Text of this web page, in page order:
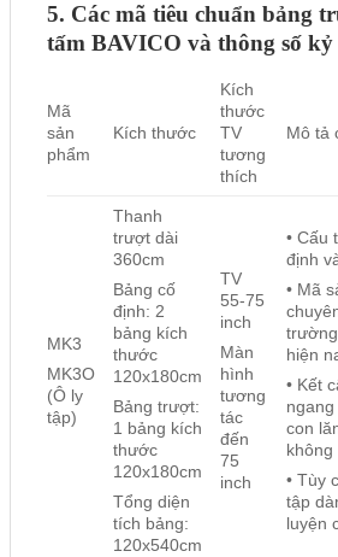
5. Các mã tiêu chuẩn bảng
tấm BAVICO và thông số
Mã
sản
phẩm
Kích thước
Kích
thước
TV
tương
thích
Mô tả
MK3
MK3O
(Ô ly
tập)
Thanh
trượt dài
360cm
Bảng cố
định: 2
bảng kích
thước
120x180cm
Bảng trượt:
1 bảng kích
thước
120x180cm
Tổng diện
tích bảng:
120x540cm
TV
55-75
inch
Màn
hình
tương
tác
đến
75
inch
• Cấu
định
• Mã
hiện
• Kết
con
không
• Tùy
tập
luyện